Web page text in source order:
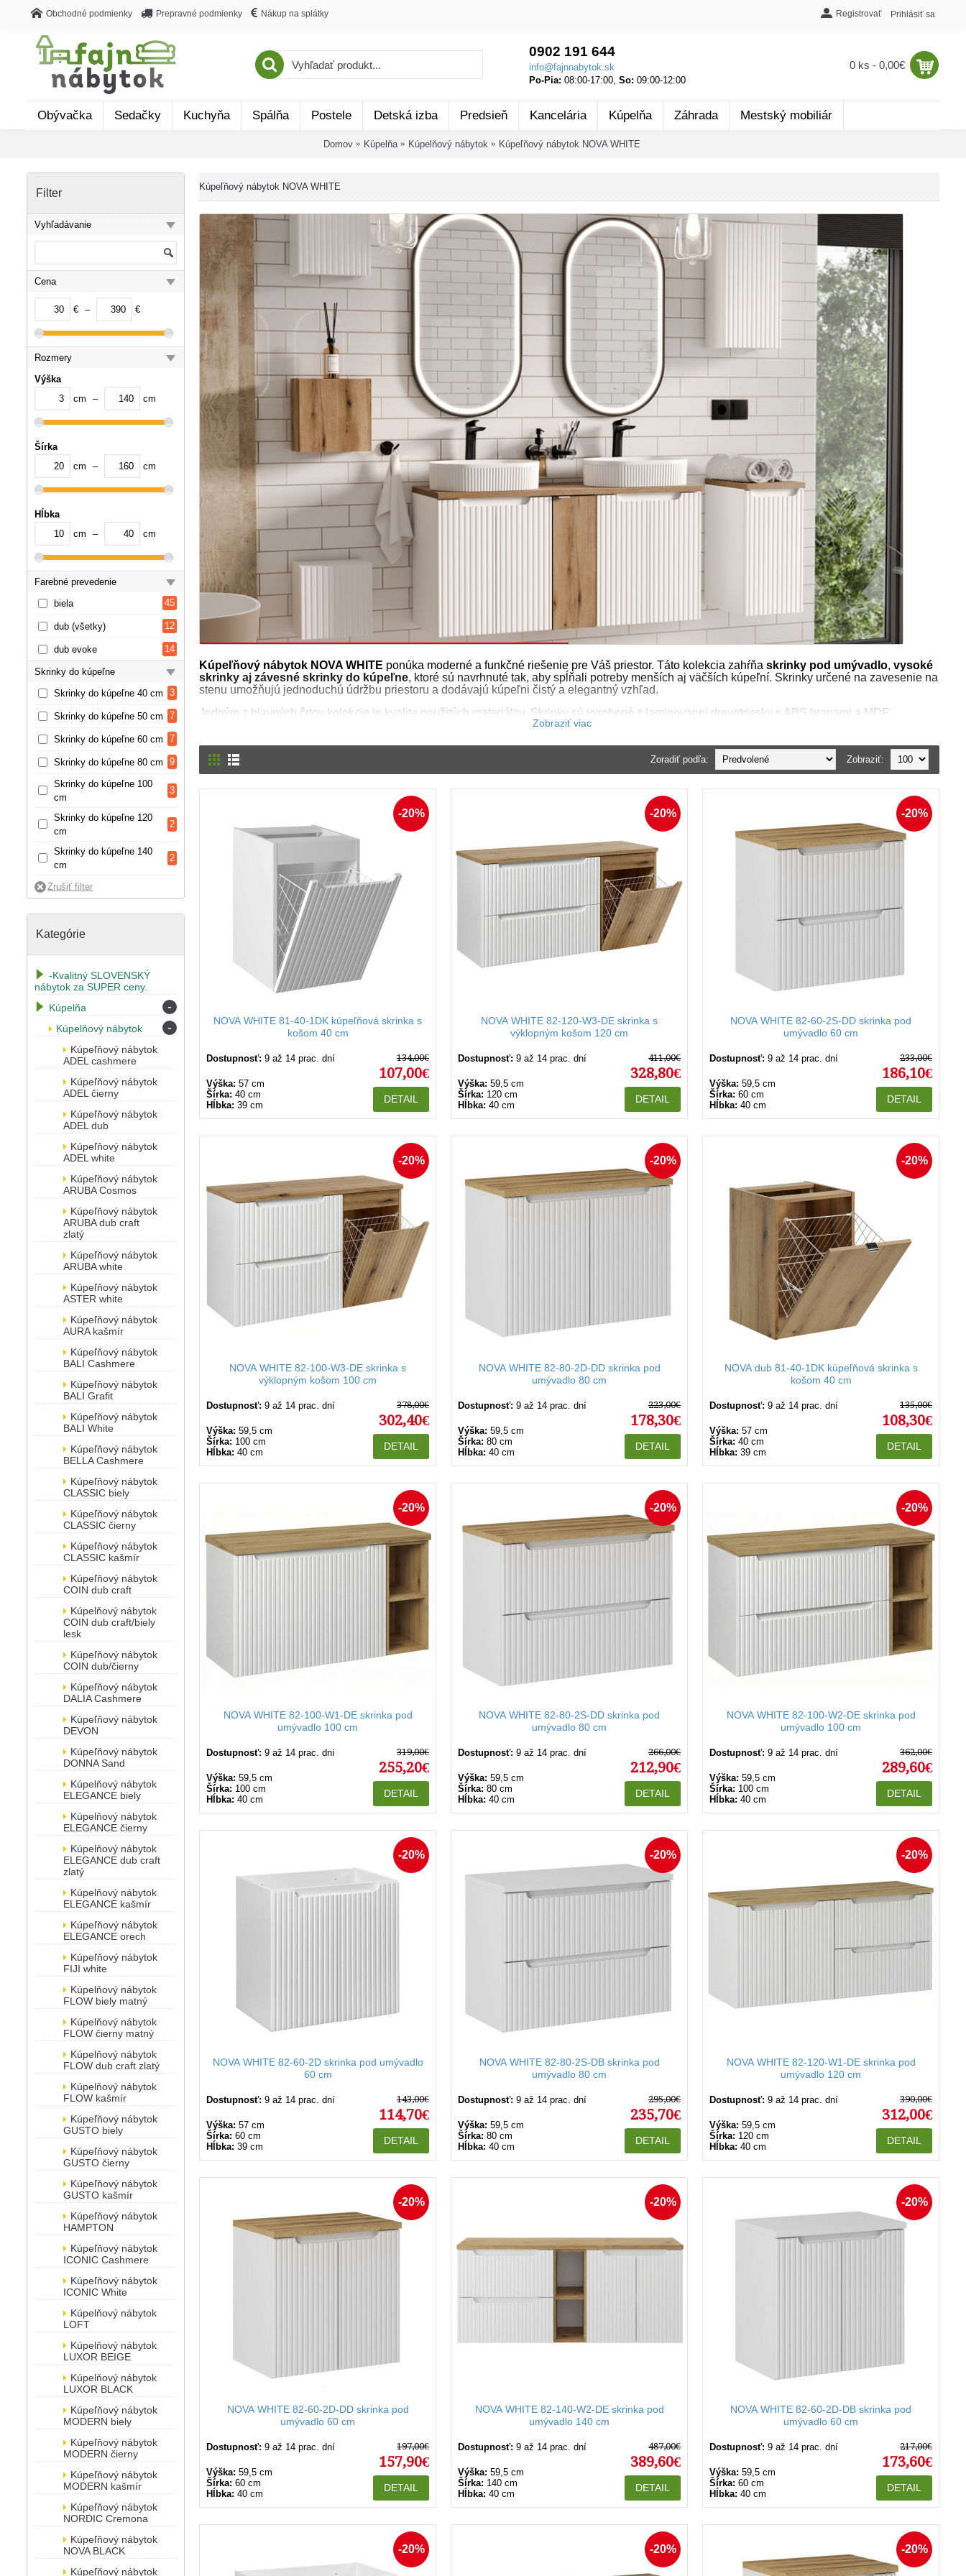
Obchodné podmienky Prepravné podmienky Nákup na splátky Registrovať Prihlásiť sa
0902 191 644
info@fajnnabytok.sk
Po-Pia: 08:00-17:00, So: 09:00-12:00
0 ks - 0,00€
Obývačka Sedačky Kuchyňa Spálňa Postele Detská izba Predsieň Kancelária Kúpelňa Záhrada Mestský mobiliár
Domov Kúpelňa Kúpelňový nábytok Kúpeľňový nábytok NOVA WHITE
Filter
Vyhľadávanie
Cena
€ – €
Rozmery
Výška
cm
– cm
Šírka
cm
– cm
Hĺbka
cm
– cm
Farebné prevedenie
biela
45
dub (všetky) 12
dub evoke 14
Skrinky do kúpeľne
Skrinky do kúpeľne 40 cm
3
Skrinky do kúpeľne 50 cm 7
Skrinky do kúpeľne 60 cm 7
Skrinky do kúpeľne 80 cm 9
Skrinky do kúpeľne 100
cm
3
Skrinky do kúpeľne 120
cm
2
Skrinky do kúpeľne 140
cm
2
Kategórie
-Kvalitný SLOVENSKÝ
nábytok za SUPER ceny.
Kúpelňa
-
Kúpelňový nábytok -
Kúpeľňový nábytok
ADEL cashmere
Kúpeľňový nábytok
ADEL čierny
Kúpeľňový nábytok
ADEL dub
Kúpeľňový nábytok
ADEL white
Kúpeľňový nábytok
ARUBA Cosmos
Kúpeľňový nábytok
ARUBA dub craft
zlatý
Kúpeľňový nábytok
ARUBA white
Kúpeľňový nábytok
ASTER white
Kúpeľňový nábytok
AURA kašmír
Kúpeľňový nábytok
BALI Cashmere
Kúpeľňový nábytok
BALI Grafit
Kúpeľňový nábytok
BALI White
Kúpeľňový nábytok
BELLA Cashmere
Kúpeľňový nábytok
CLASSIC biely
Kúpeľňový nábytok
CLASSIC čierny
Kúpeľňový nábytok
CLASSIC kašmír
Kúpeľňový nábytok
COIN dub craft
Kúpelňový nábytok
COIN dub craft/biely
lesk
Kúpeľňový nábytok
COIN dub/čierny
Kúpeľňový nábytok
DALIA Cashmere
Kúpeľňový nábytok
DEVON
Kúpeľňový nábytok
DONNA Sand
Kúpelňový nábytok
ELEGANCE biely
Kúpelňový nábytok
ELEGANCE čierny
Kúpelňový nábytok
ELEGANCE dub craft
zlatý
Kúpelňový nábytok
ELEGANCE kašmír
Kúpeľňový nábytok
ELEGANCE orech
Kúpeľňový nábytok
FIJI white
Kúpelňový nábytok
FLOW biely matný
Kúpelňový nábytok
FLOW čierny matný
Kúpelňový nábytok
FLOW dub craft zlatý
Kúpelňový nábytok
FLOW kašmír
Kúpeľňový nábytok
GUSTO biely
Kúpeľňový nábytok
GUSTO čierny
Kúpeľňový nábytok
GUSTO kašmír
Kúpeľňový nábytok
HAMPTON
Kúpeľňový nábytok
ICONIC Cashmere
Kúpeľňový nábytok
ICONIC White
Kúpelňový nábytok
LOFT
Kúpelňový nábytok
LUXOR BEIGE
Kúpelňový nábytok
LUXOR BLACK
Kúpeľňový nábytok
MODERN biely
Kúpeľňový nábytok
MODERN čierny
Kúpeľňový nábytok
MODERN kašmír
Kúpeľňový nábytok
NORDIC Cremona
Kúpeľňový nábytok
NOVA BLACK
Kúpeľňový nábytok
Kúpeľňový nábytok NOVA WHITE
Kúpeľňový nábytok NOVA WHITE ponúka moderné a funkčné riešenie pre Váš priestor. Táto kolekcia zahŕňa skrinky pod umývadlo, vysoké
skrinky aj závesné skrinky do kúpeľne, ktoré sú navrhnuté tak, aby spĺňali potreby menších aj väčších kúpeľní. Skrinky určené na zavesenie na
stenu umožňujú jednoduchú údržbu priestoru a dodávajú kúpeľni čistý a elegantný vzhľad.
Jedným z hlavných črtov kolekcie je kvalita použitých materiálov. Skrinky sú vyrobené z laminovanej drevotriesky s ABS hranami a MDF
zdobené zvislými pásikmi
Hĺbka skriniek pod umývadlo je 40 cm, čo ich robí ideálnymi do menších a užších priestorov. Okrem toho nábytok ponúka
tiché dovieranie
dvierok a zásuviek, čo prispieva k zvýšeniu komfortu používania. Kolekciu je možné zakúpiť vo farebnom prevedeníbiela matná, ktorá sa
Kúpeľňový nábytok NOVA WHITE je štýlovým a praktickým riešením pre každý moderný interiér. Kvalitné skrinky, ktoré sú odolné voči vlhkosti,
zaručujú spoľahlivý a estetický doplnok do Vašej kúpeľne.
Zobraziť:
Zoradiť podľa:
-20%
NOVA WHITE 81-40-1DK kúpeľňová skrinka s
košom 40 cm
Dostupnosť: 9 až 14 prac. dní
Výška: 57 cm
Šírka: 40 cm
Hĺbka: 39 cm
134,00€
107,00€
DETAIL
-20%
NOVA WHITE 82-120-W3-DE skrinka s
výklopným košom 120 cm
Dostupnosť: 9 až 14 prac. dní
Výška: 59,5 cm
Šírka: 120 cm
Hĺbka: 40 cm
411,00€
328,80€
DETAIL
-20%
NOVA WHITE 82-60-2S-DD skrinka pod
umývadlo 60 cm
Dostupnosť: 9 až 14 prac. dní
Výška: 59,5 cm
Šírka: 60 cm
Hĺbka: 40 cm
233,00€
186,10€
DETAIL
-20%
NOVA WHITE 82-100-W3-DE skrinka s
výklopným košom 100 cm
Dostupnosť: 9 až 14 prac. dní
Výška: 59,5 cm
Šírka: 100 cm
Hĺbka: 40 cm
378,00€
302,40€
DETAIL
-20%
NOVA WHITE 82-80-2D-DD skrinka pod
umývadlo 80 cm
Dostupnosť: 9 až 14 prac. dní
Výška: 59,5 cm
Šírka: 80 cm
Hĺbka: 40 cm
223,00€
178,30€
DETAIL
-20%
NOVA dub 81-40-1DK kúpeľňová skrinka s
košom 40 cm
Dostupnosť: 9 až 14 prac. dní
Výška: 57 cm
Šírka: 40 cm
Hĺbka: 39 cm
135,00€
108,30€
DETAIL
-20%
NOVA WHITE 82-100-W1-DE skrinka pod
umývadlo 100 cm
Dostupnosť: 9 až 14 prac. dní
Výška: 59,5 cm
Šírka: 100 cm
Hĺbka: 40 cm
319,00€
255,20€
DETAIL
-20%
NOVA WHITE 82-80-2S-DD skrinka pod
umývadlo 80 cm
Dostupnosť: 9 až 14 prac. dní
Výška: 59,5 cm
Šírka: 80 cm
Hĺbka: 40 cm
266,00€
212,90€
DETAIL
-20%
NOVA WHITE 82-100-W2-DE skrinka pod
umývadlo 100 cm
Dostupnosť: 9 až 14 prac. dní
Výška: 59,5 cm
Šírka: 100 cm
Hĺbka: 40 cm
362,00€
289,60€
DETAIL
-20%
NOVA WHITE 82-60-2D skrinka pod umývadlo
60 cm
Dostupnosť: 9 až 14 prac. dní
Výška: 57 cm
Šírka: 60 cm
Hĺbka: 39 cm
143,00€
114,70€
DETAIL
-20%
NOVA WHITE 82-80-2S-DB skrinka pod
umývadlo 80 cm
Dostupnosť: 9 až 14 prac. dní
Výška: 59,5 cm
Šírka: 80 cm
Hĺbka: 40 cm
295,00€
235,70€
DETAIL
-20%
NOVA WHITE 82-120-W1-DE skrinka pod
umývadlo 120 cm
Dostupnosť: 9 až 14 prac. dní
Výška: 59,5 cm
Šírka: 120 cm
Hĺbka: 40 cm
390,00€
312,00€
DETAIL
-20%
NOVA WHITE 82-60-2D-DD skrinka pod
umývadlo 60 cm
Dostupnosť: 9 až 14 prac. dní
Výška: 59,5 cm
Šírka: 60 cm
Hĺbka: 40 cm
197,00€
157,90€
DETAIL
-20%
NOVA WHITE 82-140-W2-DE skrinka pod
umývadlo 140 cm
Dostupnosť: 9 až 14 prac. dní
Výška: 59,5 cm
Šírka: 140 cm
Hĺbka: 40 cm
487,00€
389,60€
DETAIL
-20%
NOVA WHITE 82-60-2D-DB skrinka pod
umývadlo 60 cm
Dostupnosť: 9 až 14 prac. dní
Výška: 59,5 cm
Šírka: 60 cm
Hĺbka: 40 cm
217,00€
173,60€
DETAIL
-20% -20% -20%